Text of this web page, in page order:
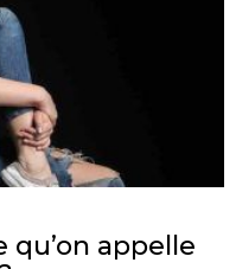
qu’on appelle